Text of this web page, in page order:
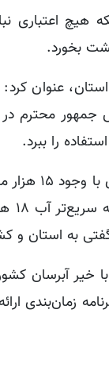
هیچ اعتباری
بخورد.
استان، عنوان
جمهور محترم
را ببرد.
وی نسبت به
به استان و
زمان‌بندی